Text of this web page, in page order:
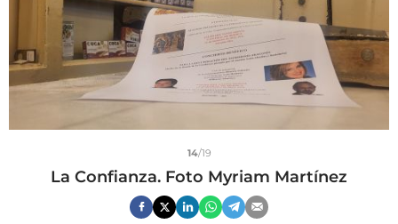
14/19
La Confianza. Foto Myriam Martínez